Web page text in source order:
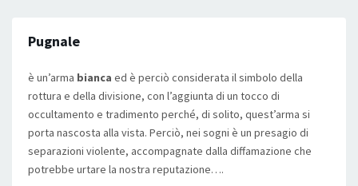
Pugnale
è un’arma bianca ed è perciò considerata il simbolo della
rottura e della divisione, con l’aggiunta di un tocco di
occultamento e tradimento perché, di solito, quest’arma si
porta nascosta alla vista. Perciò, nei sogni è un presagio di
separazioni violente, accompagnate dalla diffamazione che
potrebbe urtare la nostra reputazione….